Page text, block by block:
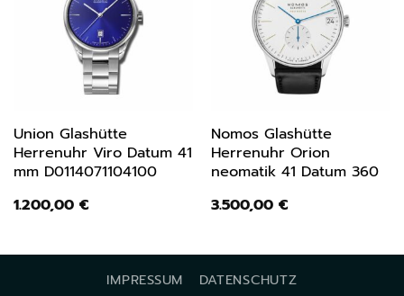
Union Glashütte
Herrenuhr Viro Datum 41
mm D0114071104100
1.200,00 €
Nomos Glashütte
Herrenuhr Orion
neomatik 41 Datum 360
3.500,00 €
IMPRESSUM DATENSCHUTZ